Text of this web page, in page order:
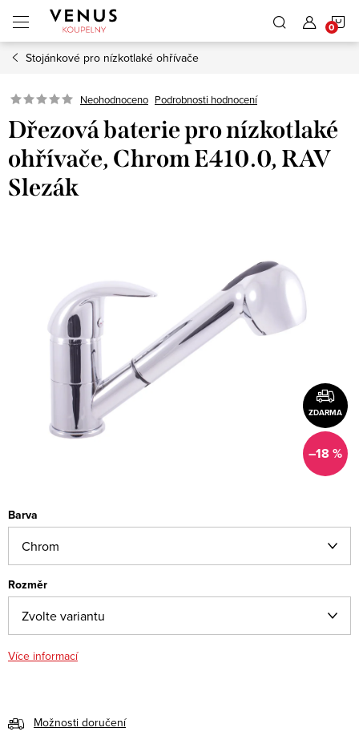
obsah
Stojánkové pro nízkotlaké ohřívače
Neohodnoceno Podrobnosti hodnocení
Dřezová baterie pro nízkotlaké
ohřívače, Chrom E410.0, RAV
Slezák
ZDARMA
–18 %
Barva
Rozměr
Více informací
Možnosti doručení